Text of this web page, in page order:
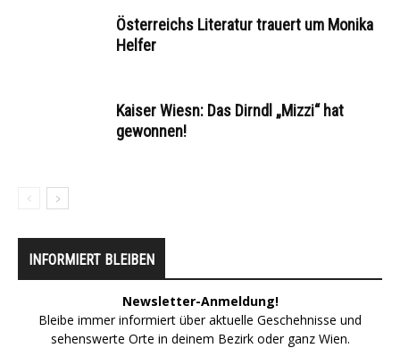
Österreichs Literatur trauert um Monika
Helfer
Kaiser Wiesn: Das Dirndl „Mizzi“ hat
gewonnen!
INFORMIERT BLEIBEN
Newsletter-Anmeldung!
Bleibe immer informiert über aktuelle Geschehnisse und
sehenswerte Orte in deinem Bezirk oder ganz Wien.